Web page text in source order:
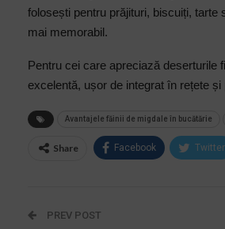
folosești pentru prăjituri, biscuiți,
mai memorabil.
Pentru cei care apreciază deserturile
excelentă, ușor de integrat în rețete
Avantajele făinii de migdale în bucătărie
Share Facebook Twitter
PREV POST